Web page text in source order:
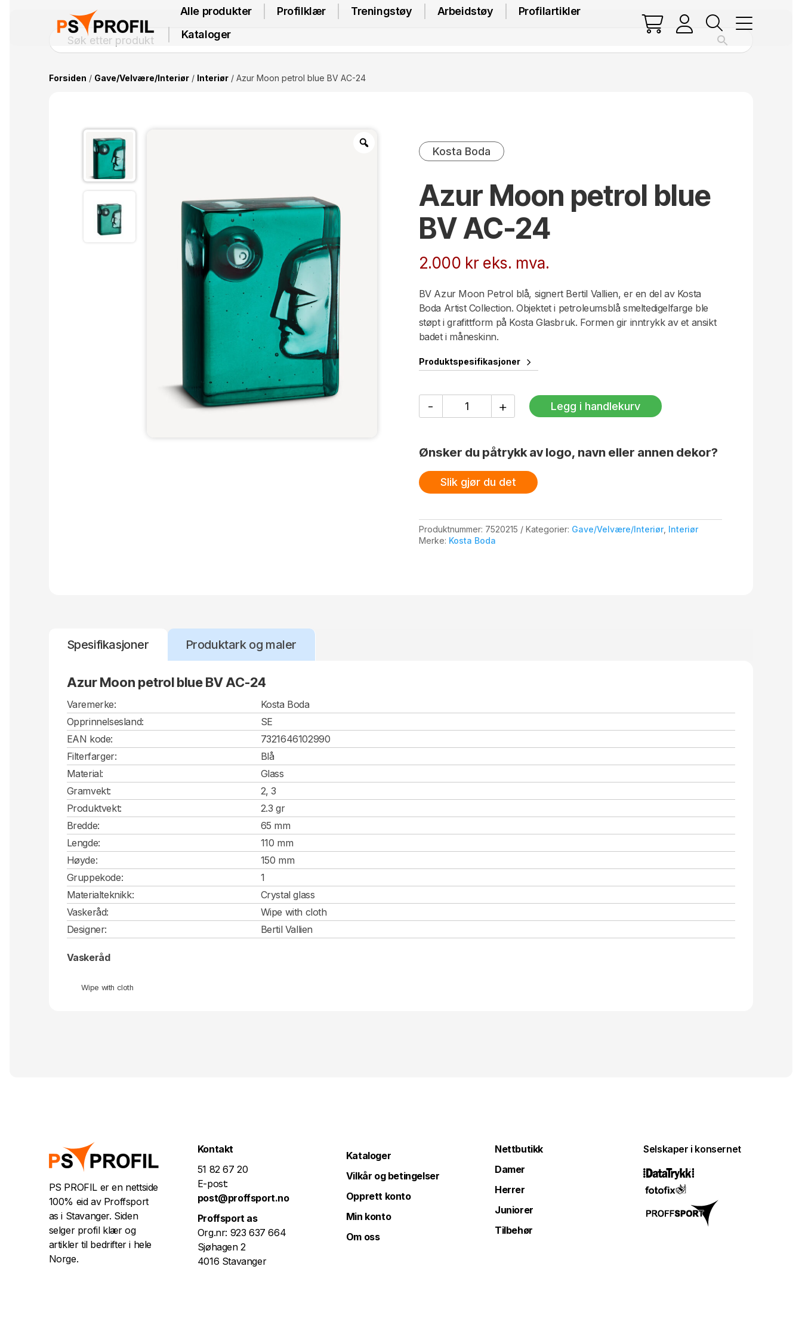
Alle produkter Profilklær Treningstøy Arbeidstøy
Profilartikler
Kataloger
Forsiden / Gave/Velvære/Interiør/ Interiør/ Azur Moon petrol blue BV AC-24
Kosta Boda
Azur Moon petrol blue
BV AC-24
2.000 kr eks. mva.
BV Azur Moon Petrol blå, signert Bertil Vallien, er en del av Kosta
Boda Artist Collection. Objektet i petroleumsblå smeltedigelfarge ble
støpt i grafittform på Kosta Glasbruk. Formen gir inntrykk av et ansikt
badet i måneskinn.
Produktspesifikasjoner
-
Moon
AC-
antall
+ Legg i handlekurv
Ønsker du påtrykk av logo, navn eller annen dekor?
Slik gjør du det
Produktnummer: 7520215 Kategorier: Gave/Velvære/Interiør, Interiør
Merke: Kosta Boda
Spesifikasjoner Produktark og maler
Azur Moon petrol blue BV AC-24
Varemerke:
Kosta Boda
Opprinnelsesland:
SE
EAN kode:
7321646102990
Filterfarger:
Blå
Material:
Glass
Gramvekt:
2, 3
Produktvekt:
2.3 gr
Bredde:
65 mm
Lengde:
110 mm
Høyde:
150 mm
Gruppekode:
1
Materialteknikk:
Crystal glass
Vaskeråd:
Wipe with cloth
Designer:
Bertil Vallien
Vaskeråd
Wipe with cloth
PS PROFIL er en nettside
100% eid av Proffsport
as i Stavanger. Siden
selger profil klær og
artikler til bedrifter i hele
Norge.
Kontakt
51 82 67 20
E-post:
post@proffsport.no
Proffsport as
Org.nr: 923 637 664
Sjøhagen 2
4016 Stavanger
Kataloger
Vilkår og betingelser
Opprett konto
Min konto
Om oss
Nettbutikk
Damer
Herrer
Juniorer
Tilbehør
Selskaper i konsernet